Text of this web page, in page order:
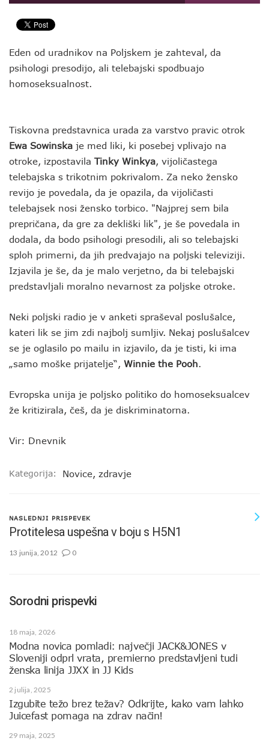
Eden od uradnikov na Poljskem je zahteval, da
psihologi presodijo, ali telebajski spodbuajo
homoseksualnost.
Tiskovna predstavnica urada za varstvo pravic otrok
Ewa Sowinska je med liki, ki posebej vplivajo na
otroke, izpostavila Tinky Winkya, vijoličastega
telebajska s trikotnim pokrivalom. Za neko žensko
revijo je povedala, da je opazila, da vijoličasti
telebajsek nosi žensko torbico. "Najprej sem bila
prepričana, da gre za dekliški lik", je še povedala in
dodala, da bodo psihologi presodili, ali so telebajski
sploh primerni, da jih predvajajo na poljski televiziji.
Izjavila je še, da je malo verjetno, da bi telebajski
predstavljali moralno nevarnost za poljske otroke.
Neki poljski radio je v anketi spraševal poslušalce,
kateri lik se jim zdi najbolj sumljiv. Nekaj poslušalcev
se je oglasilo po mailu in izjavilo, da je tisti, ki ima
„samo moške prijatelje“, Winnie the Pooh.
Evropska unija je poljsko politiko do homoseksualcev
že kritizirala, češ, da je diskriminatorna.
Vir: Dnevnik
Kategorija: Novice, zdravje
NASLEDNJI PRISPEVEK
Protitelesa uspešna v boju s H5N1
13 junija, 2012 0
Sorodni prispevki
18 maja, 2026
Modna novica pomladi: največji JACK&JONES v
Sloveniji odprl vrata, premierno predstavljeni tudi
ženska linija JJXX in JJ Kids
2 julija, 2025
Izgubite težo brez težav? Odkrijte, kako vam lahko
Juicefast pomaga na zdrav način!
29 maja, 2025